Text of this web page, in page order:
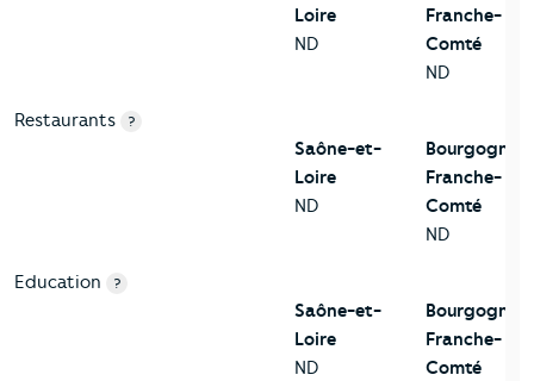
Loire
ND
Franche-
Comté
ND
Restaurants ?
Saône-et-
Loire
ND
Bourgogne-
Franche-
Comté
ND
Education ?
Saône-et-
Loire
ND
Bourgogne-
Franche-
Comté